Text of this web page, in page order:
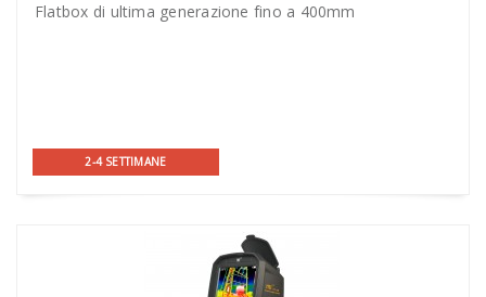
Flatbox di ultima generazione fino a 400mm
2-4 SETTIMANE